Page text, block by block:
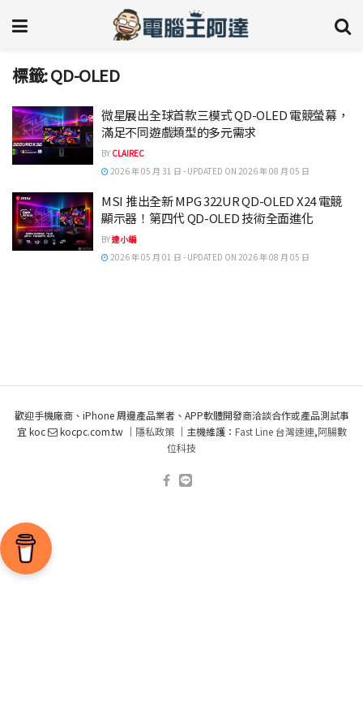
標籤:QD-OLED
微星展出全球首款三模式 QD-OLED 電競螢幕，
滿足不同遊戲類型的多元需求
BY CLAIREC
2026 年 05 月 31 日 - UPDATED ON 2026 年 08 月 05 日
MSI 推出全新 MPG 322UR QD-OLED X24 電競
顯示器！第四代 QD-OLED 技術全面進化
BY達小編
2026 年 05 月 01 日 - UPDATED ON 2026 年 08 月 05 日
歡迎手機廠商、iPhone 周邊產品業者、APP軟體開發商洽談合作或產品測試事
宜 koc
kocpc.com.tw ｜ 隱私政策｜主機維護： Fast Line 台灣速連,阿腸數
位科技